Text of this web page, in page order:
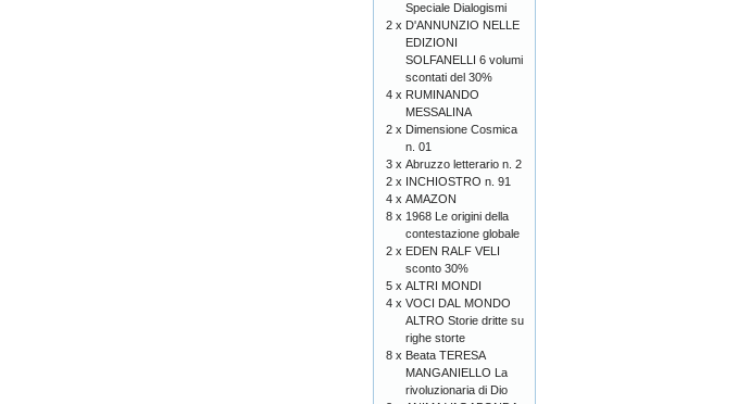
Speciale Dialogismi
2 x D'ANNUNZIO NELLE
EDIZIONI
SOLFANELLI 6 volumi
scontati del 30%
4 x RUMINANDO
MESSALINA
2 x Dimensione Cosmica
n. 01
3 x Abruzzo letterario n. 2
2 x INCHIOSTRO n. 91
4 x AMAZON
8 x 1968 Le origini della
contestazione globale
2 x EDEN RALF VELI
sconto 30%
5 x ALTRI MONDI
4 x VOCI DAL MONDO
ALTRO Storie dritte su
righe storte
8 x Beata TERESA
MANGANIELLO La
rivoluzionaria di Dio